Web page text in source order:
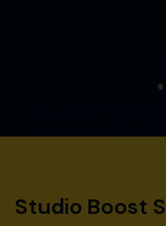
Studio Boost